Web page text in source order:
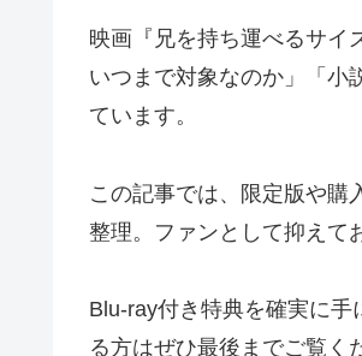
映画『兄を持ち運べるサイ
いつまで対象なのか」「小
ています。
この記事では、限定版や購
整理。ファンとして抑えて
Blu‑ray付き特典を確実に
る方はぜひ最後までご覧く